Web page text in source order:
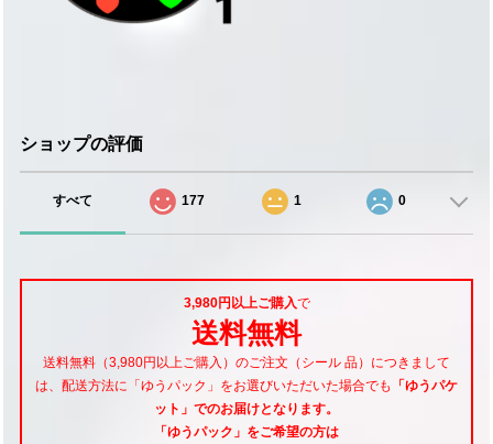
ショップの評価
すべて 177 1 0
3,980円以上ご購入で
送料無料
送料無料（3,980円以上ご購入）のご注文（シール 品）につきまして
は、配送方法に「ゆうパック」をお選びいただいた場合でも
「ゆうパケ
ット」でのお届けとなります。
「ゆうパック」をご希望の方は